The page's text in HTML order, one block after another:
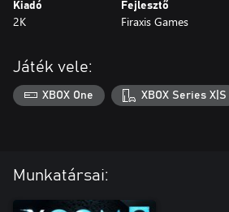
Kiadó
2K
Fejlesztő
Firaxis Games
Játék vele:
XBOX One XBOX Series X|S
Munkatársai: